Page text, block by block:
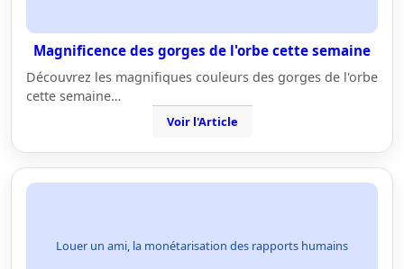
Magnificence des gorges de l'orbe cette semaine
Découvrez les magnifiques couleurs des gorges de l'orbe
cette semaine…
Voir l'Article
Louer un ami, la monétarisation des rapports humains